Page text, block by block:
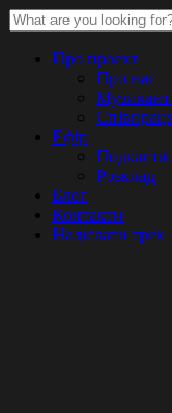
Про проект
Про нас
Ефір
Подкасти
Розклад
Блог
Контакти
Надіслати трек